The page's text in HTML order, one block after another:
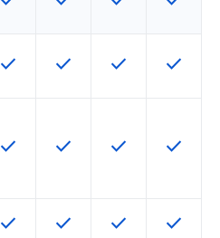
该 SKU 提供此功能
check 该 SKU 提供此功能
check 该 SKU 提供此功
check 该 SKU
check
该 SKU 提供此功能
check 该 SKU 提供此功能
check 该 SKU 提供此功
check 该 SKU
check
该 SKU 提供此功能
check 该 SKU 提供此功能
check 该 SKU 提供此功
check 该 SKU
check